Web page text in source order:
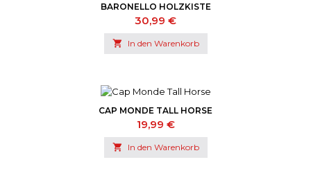
BARONELLO HOLZKISTE
Preis
30,99 €
 In den Warenkorb
CAP MONDE TALL HORSE
Preis
19,99 €
 In den Warenkorb